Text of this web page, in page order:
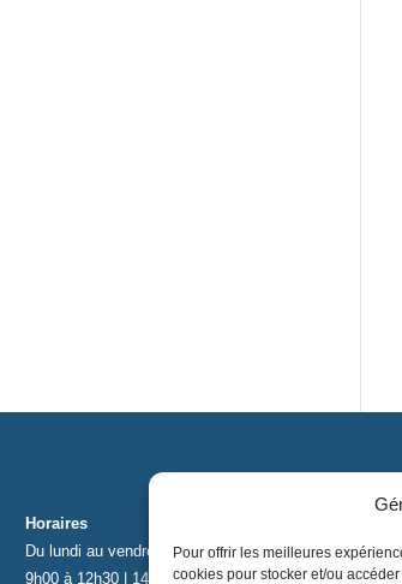
Pour offrir les meilleures
cookies pour stocker et/ou
Horaires
Du lundi au vendredi
9h00 à 12h30 | 14h00 à 17h00